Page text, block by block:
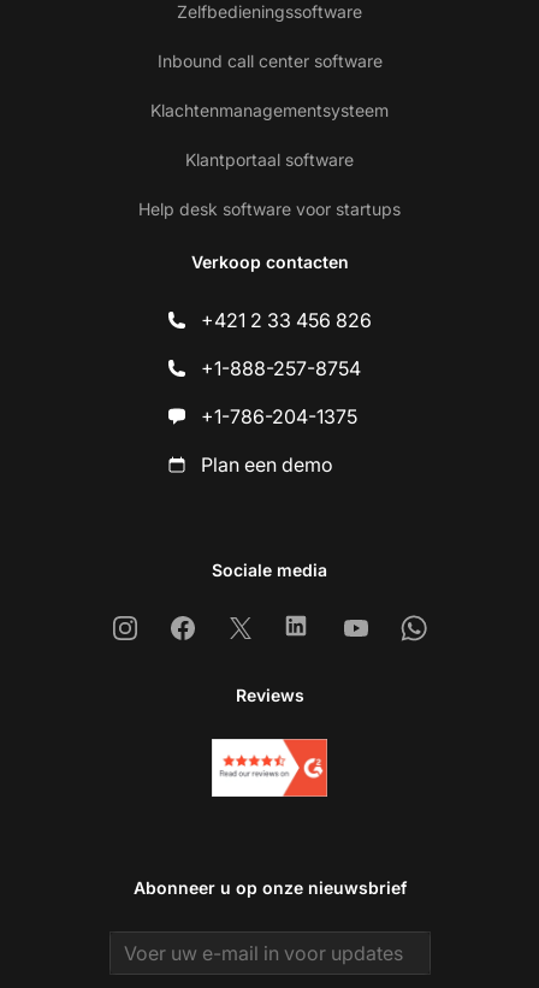
Zelfbedieningssoftware
Inbound call center software
Klachtenmanagementsysteem
Klantportaal software
Help desk software voor startups
Verkoop contacten
+421 2 33 456 826
+1-888-257-8754
+1-786-204-1375
Plan een demo
Sociale media
InstagramFacebook
X LinkedinYoutubeWhatsapp
Reviews
Abonneer u op onze nieuwsbrief
Email address